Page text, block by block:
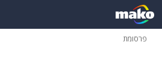
פרסומת